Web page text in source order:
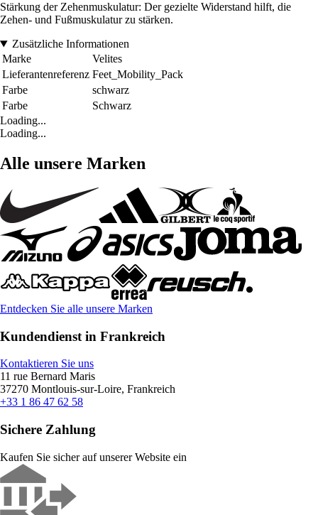
Stärkung der Zehenmuskulatur: Der gezielte Widerstand hilft, die
Zehen- und Fußmuskulatur zu stärken.
Zusätzliche Informationen
Marke
Velites
Lieferantenreferenz Feet_Mobility_Pack
Farbe
schwarz
Farbe
Schwarz
Loading...
Loading...
Alle unsere Marken
Entdecken Sie alle unsere Marken
Kundendienst in Frankreich
Kontaktieren Sie uns
11 rue Bernard Maris
37270 Montlouis-sur-Loire, Frankreich
+33 1 86 47 62 58
Sichere Zahlung
Kaufen Sie sicher auf unserer Website ein